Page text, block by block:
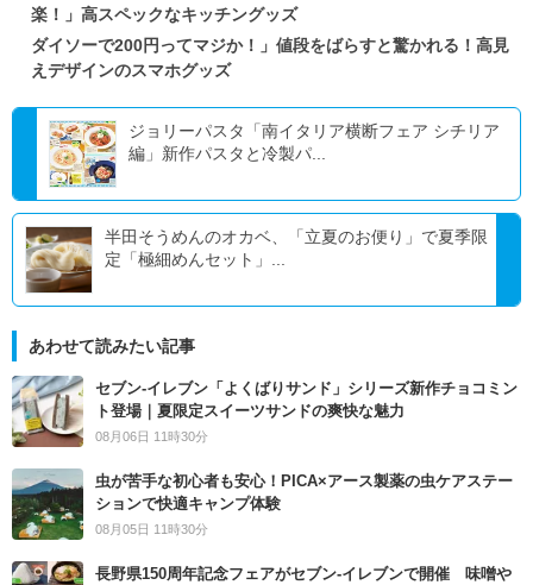
楽！」高スペックなキッチングッズ
ダイソーで200円ってマジか！」値段をばらすと驚かれる！高見
えデザインのスマホグッズ
ジョリーパスタ「南イタリア横断フェア シチリア
編」新作パスタと冷製パ...
半田そうめんのオカベ、「立夏のお便り」で夏季限
定「極細めんセット」...
あわせて読みたい記事
セブン‐イレブン「よくばりサンド」シリーズ新作チョコミン
ト登場｜夏限定スイーツサンドの爽快な魅力
08月06日 11時30分
虫が苦手な初心者も安心！PICA×アース製薬の虫ケアステー
ションで快適キャンプ体験
08月05日 11時30分
長野県150周年記念フェアがセブン-イレブンで開催 味噌や